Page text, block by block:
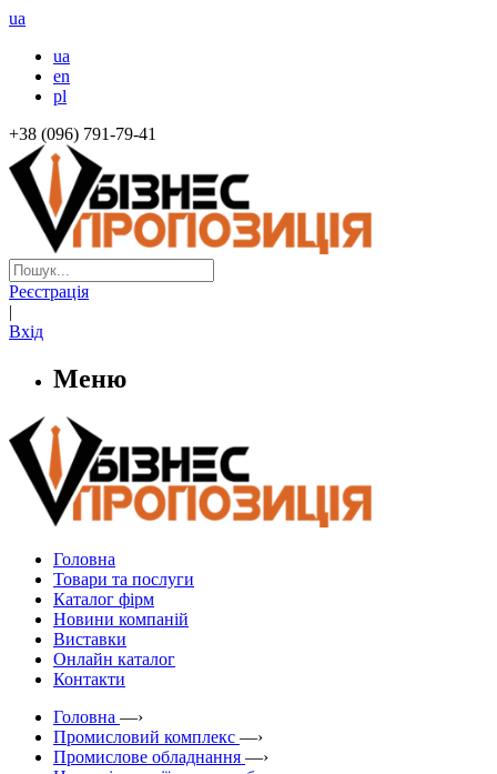
ua
ua
en
pl
+38 (096) 791-79-41
Реєстрація
|
Вхід
Меню
Головна
Товари та послуги
Каталог фірм
Новини компаній
Виставки
Онлайн каталог
Контакти
Головна —›
Промисловий комплекс —›
Промислове обладнання —›